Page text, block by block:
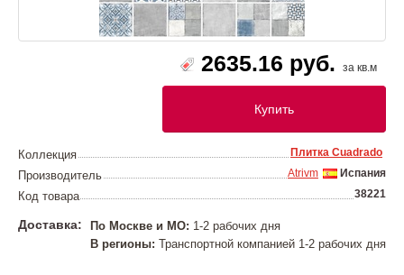
2635.16 руб. за кв.м
Купить
Коллекция Плитка Cuadrado
Производитель Испания
Atrivm
Код товара 38221
Доставка: По Москве и МО: 1-2 рабочих дня
В регионы: Транспортной компанией 1-2 рабочих дня